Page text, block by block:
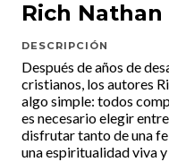
Rich Nathan
DESCRIPCIÓN
Después de años de
cristianos, los autores
algo simple: todos
es necesario elegir
disfrutar tanto de una
una espiritualidad viva